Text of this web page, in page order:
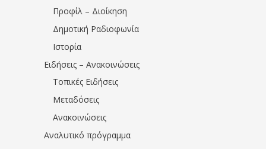
Προφίλ – Διοίκηση
Δημοτική Ραδιοφωνία
Ιστορία
Ειδήσεις – Ανακοινώσεις
Τοπικές Ειδήσεις
Μεταδόσεις
Ανακοινώσεις
Αναλυτικό πρόγραμμα